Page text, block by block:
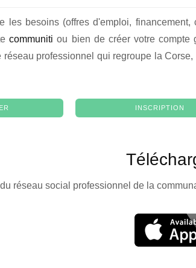
les besoins (offres d'emploi,
communiti ou bien de créer votre compte
réseau professionnel qui regroupe la
INSCRIPTION
réseau social professionnel de la